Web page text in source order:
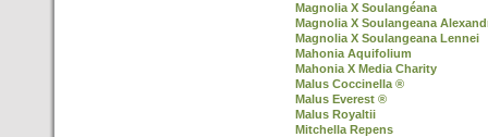
Magnolia X Soulangéana
Magnolia X Soulangeana
Magnolia X Soulangeana Lennei
Mahonia Aquifolium
Mahonia X Media Charity
Malus Coccinella ®
Malus Everest ®
Malus Royaltii
Mitchella Repens